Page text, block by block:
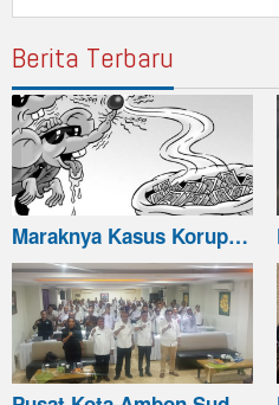
Berita Terbaru
Maraknya Kasus Korup…